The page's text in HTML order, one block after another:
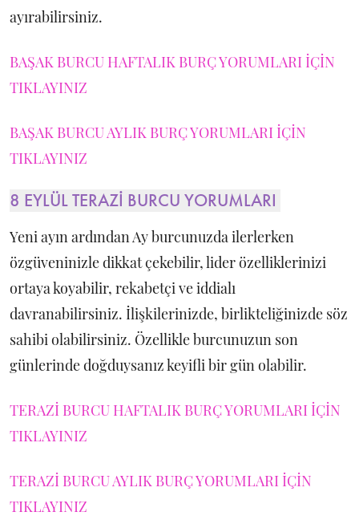
ayırabilirsiniz.
BAŞAK BURCU HAFTALIK BURÇ YORUMLARI İÇİN
TIKLAYINIZ
BAŞAK BURCU AYLIK BURÇ YORUMLARI İÇİN
TIKLAYINIZ
8 EYLÜL TERAZİ BURCU YORUMLARI
Yeni ayın ardından Ay burcunuzda ilerlerken
özgüveninizle dikkat çekebilir, lider özelliklerinizi
ortaya koyabilir, rekabetçi ve iddialı
davranabilirsiniz. İlişkilerinizde, birlikteliğinizde söz
sahibi olabilirsiniz. Özellikle burcunuzun son
günlerinde doğduysanız keyifli bir gün olabilir.
TERAZİ BURCU HAFTALIK BURÇ YORUMLARI İÇİN
TIKLAYINIZ
TERAZİ BURCU AYLIK BURÇ YORUMLARI İÇİN
TIKLAYINIZ